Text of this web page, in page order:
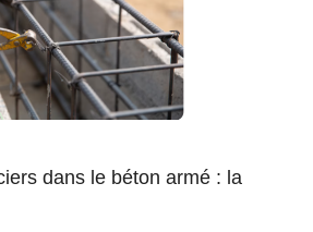
dans le béton armé : la